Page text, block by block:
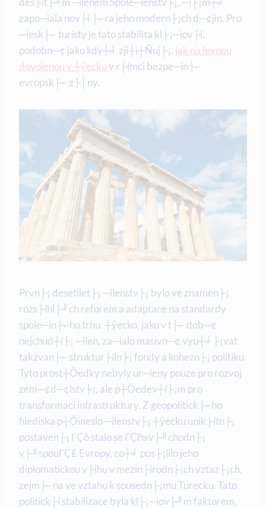
zapo─ìala nov├í ├⌐ra jeho modern├¡ch d─¢jin. Pro
─ìesk├⌐ turisty je tato stabilita kl├¡─ìov├í,
podobn─¢ jako kdy┼╛ zji┼í┼Ñuj├¡, jak na levnou
dovolenou v ┼ÿeckuv r├ímci bezpe─ìn├⌐
evropsk├⌐ z├│ny.
Prvn├¡ desetilet├¡ ─ìlenstv├¡ bylo ve znamen├¡
rozs├íhl├╜ch reforem a adaptace na standardy
spole─ìn├⌐ho trhu. ┼ÿecko, jako v t├⌐ dob─¢
nejchud┼í├¡ ─ìlen, za─ìalo masivn─¢ vyu┼╛├¡vat
takzvan├⌐ struktur├íln├¡ fondy a kohezn├¡ politiku.
Tyto prost┼Öedky nebyly ur─ìeny pouze pro rozvoj
zem─¢d─¢lstv├¡, ale p┼Öedev┼í├¡m pro
transformaci infrastruktury. Z geopolitick├⌐ho
hlediska p┼Öineslo ─ìlenstv├¡ ┼ÿecku unik├ítn├¡
postaven├¡ ΓÇô stalo se ΓÇ₧v├╜chodn├¡
v├╜spouΓÇ£ Evropy, co┼╛ pos├¡lilo jeho
diplomatickou v├íhu v mezin├írodn├¡ch vztaz├¡ch,
zejm├⌐na ve vztahu k sousedn├¡mu Turecku. Tato
politick├í stabilizace byla kl├¡─ìov├╜m faktorem,